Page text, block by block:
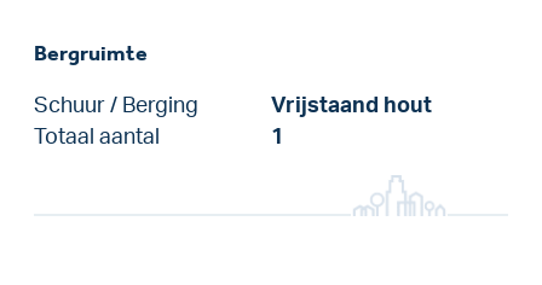
Bergruimte
Schuur / Berging
Vrijstaand hout
Totaal aantal
1